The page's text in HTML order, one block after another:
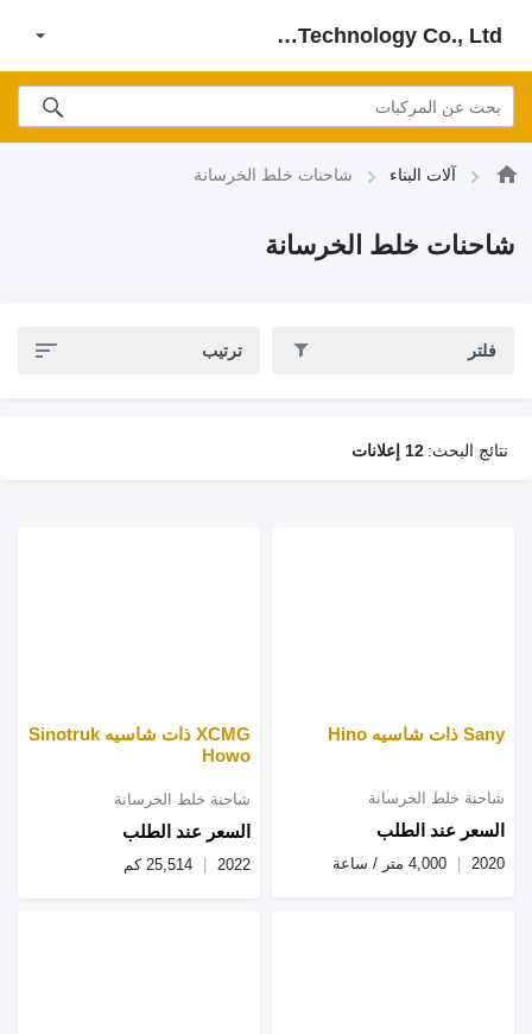
Hunan imachine Technology Co., Ltd.
آلات البناء شاحنات خلط الخرسانة
شاحنات خلط الخرسانة
فلتر ترتيب
نتائج البحث: 12 إعلانات
Sany ذات شاسيه Hino
السعر عند الطلب
شاحنة خلط الخرسانة
2020 4,000 متر / ساعة
XCMG ذات شاسيه Sinotruk
Howo
السعر عند الطلب
شاحنة خلط الخرسانة
2022 25,514 كم